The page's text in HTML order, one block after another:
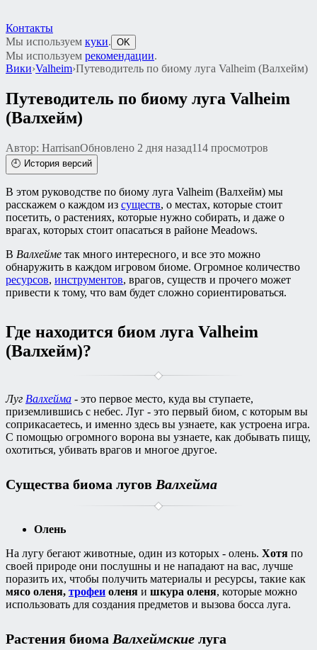
Контакты
Мы используем куки. OK
Мы используем рекомендации.
Вики›Valheim›Путеводитель по биому луга Valheim (Валхейм)
Путеводитель по биому луга Valheim
(Валхейм)
Автор: HarrisanОбновлено 2 дня назад114 просмотров
🕘 История версий
В этом руководстве по биому луга Valheim (Валхейм) мы
расскажем о каждом из существ, о местах, которые стоит
посетить, о растениях, которые нужно собирать, и даже о
врагах, которых стоит опасаться в районе Meadows.
В Валхейме так много интересного и все это можно
обнаружить в каждом игровом биоме. Огромное количество
ресурсов, инструментов, врагов, существ и прочего может
привести к тому, что вам будет сложно сориентироваться.
Где находится биом луга Valheim
(Валхейм)?
Луг Валхейма - это первое место, куда вы ступаете,
приземлившись с небес. Луг - это первый биом, с которым вы
соприкасаетесь, и именно здесь вы узнаете, как устроена игра.
С помощью огромного ворона вы узнаете, как добывать пищу,
охотиться, убивать врагов и многое другое.
Существа биома лугов Валхейма
Олень
На лугу бегают животные, один из которых - олень. Хотя по
своей природе они послушны и не нападают на вас, лучше
поразить их, чтобы получить материалы и ресурсы, такие как
мясо оленя, трофеи оленя и шкура оленя, которые можно
использовать для создания предметов и вызова босса луга.
Растения биома Валхеймские луга